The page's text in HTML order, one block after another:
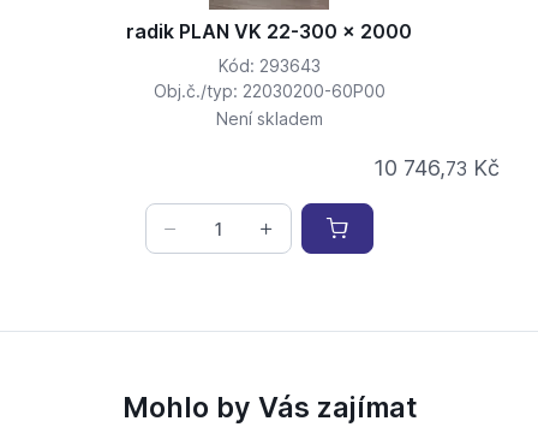
radik PLAN VK 22-300 x 2000
Kód: 293643
Obj.č./typ: 22030200-60P00
Není skladem
10 746,73 Kč
Mohlo by Vás zajímat